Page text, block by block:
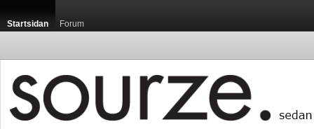
Startsidan Forum